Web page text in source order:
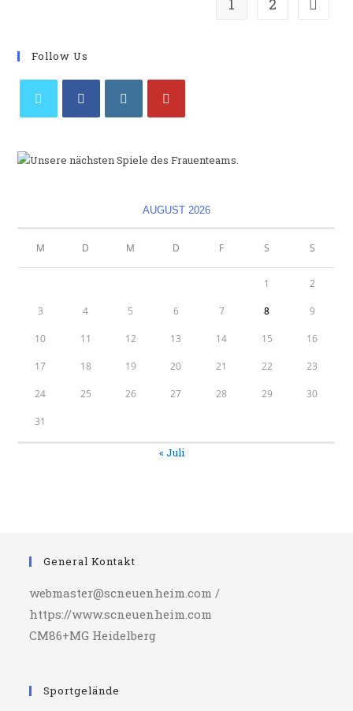
1 2
Follow Us
a
a
a
a
tab
AUGUST 2026
M D M D F S S
1 2
3 4 5 6 7 8 9
10 11 12 13 14 15 16
17 18 19 20 21 22 23
24 25 26 27 28 29 30
31
« Juli
General Kontakt
webmaster@scneuenheim.com /
https://www.scneuenheim.com
CM86+MG Heidelberg
Sportgelände